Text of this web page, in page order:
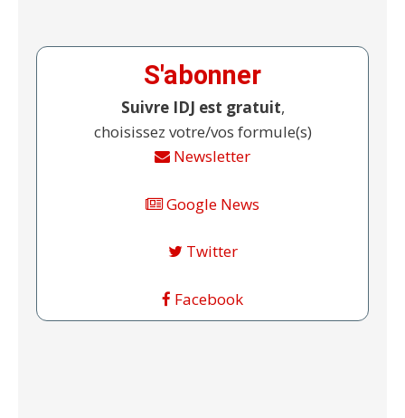
S'abonner
Suivre IDJ est gratuit,
choisissez votre/vos formule(s)
Newsletter
Google News
Twitter
Facebook